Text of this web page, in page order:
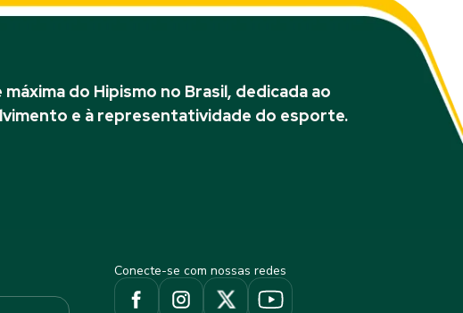
do Hipismo no Brasil, dedicada ao
e à representatividade do esporte.
Conecte-se com nossas redes